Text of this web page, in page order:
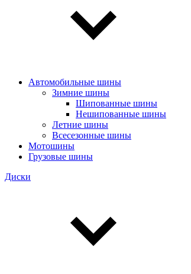
Автомобильные шины
Зимние шины
Шипованные шины
Нешипованные шины
Летние шины
Всесезонные шины
Мотошины
Грузовые шины
Диски